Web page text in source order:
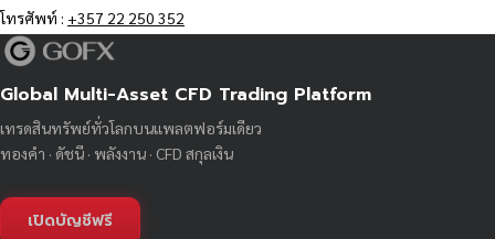
โทรศัพท์ : +357 22 250 352
Global Multi-Asset CFD Trading Platform
เทรดสินทรัพย์ทั่วโลกบนแพลตฟอร์มเดียว
ทองคำ · ดัชนี · พลังงาน · CFD สกุลเงิน
เปิดบัญชีฟรี